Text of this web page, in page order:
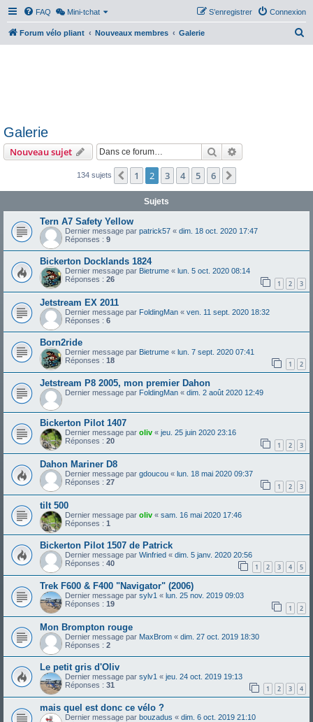
FAQ Mini-tchat Connexion
S’enregistrer
Forum vélo pliant Nouveaux membres Galerie
Galerie
Nouveau sujet Rechercher
134 sujets Précédente
1 2 3 4 5 6
Sujets
Tern A7 Safety Yellow
Dernier message par patrick57 « dim. 18 oct. 2020 17:47
Réponses : 9
Bickerton Docklands 1824
Dernier message par Bietrume « lun. 5 oct. 2020 08:14
Réponses : 26 1 2 3
Jetstream EX 2011
Dernier message par FoldingMan « ven. 11 sept. 2020 18:32
Réponses : 6
Born2ride
Dernier message par Bietrume « lun. 7 sept. 2020 07:41
Réponses : 18 1 2
Jetstream P8 2005, mon premier Dahon
Dernier message par FoldingMan « dim. 2 août 2020 12:49
Bickerton Pilot 1407
Dernier message par oliv « jeu. 25 juin 2020 23:16
Réponses : 20 1 2 3
Dahon Mariner D8
Dernier message par gdoucou « lun. 18 mai 2020 09:37
Réponses : 27 1 2 3
tilt 500
Dernier message par oliv « sam. 16 mai 2020 17:46
Réponses : 1
Bickerton Pilot 1507 de Patrick
Dernier message par Winfried « dim. 5 janv. 2020 20:56
Réponses : 40 1 2 3 4 5
Trek F600 & F400 "Navigator" (2006)
Dernier message par sylv1 « lun. 25 nov. 2019 09:03
Réponses : 19 1 2
Mon Brompton rouge
Dernier message par MaxBrom « dim. 27 oct. 2019 18:30
Réponses : 2
Le petit gris d'Oliv
Dernier message par sylv1 « jeu. 24 oct. 2019 19:13
Réponses : 31 1 2 3 4
mais quel est donc ce vélo ?
Dernier message par bouzadus « dim. 6 oct. 2019 21:10